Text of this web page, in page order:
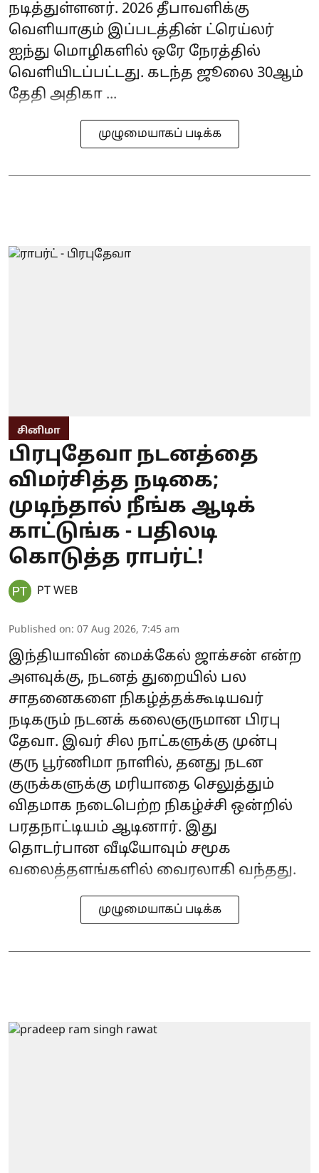
நடித்துள்ளனர். 2026 தீபாவளிக்கு
வெளியாகும் இப்படத்தின் ட்ரெய்லர்
ஐந்து மொழிகளில் ஒரே நேரத்தில்
வெளியிடப்பட்டது. கடந்த ஜூலை 30ஆம்
தேதி அதிகா ...
முழுமையாகப் படிக்க
சினிமா
பிரபுதேவா நடனத்தை
விமர்சித்த நடிகை;
முடிந்தால் நீங்க ஆடிக்
காட்டுங்க - பதிலடி
கொடுத்த ராபர்ட்!
PT WEB
Published on: 07 Aug 2026, 7:45 am
இந்தியாவின் மைக்கேல் ஜாக்சன் என்ற
அளவுக்கு, நடனத் துறையில் பல
சாதனைகளை நிகழ்த்தக்கூடியவர்
நடிகரும் நடனக் கலைஞருமான பிரபு
தேவா. இவர் சில நாட்களுக்கு முன்பு
குரு பூர்ணிமா நாளில், தனது நடன
குருக்களுக்கு மரியாதை செலுத்தும்
விதமாக நடைபெற்ற நிகழ்ச்சி ஒன்றில்
பரதநாட்டியம் ஆடினார். இது
தொடர்பான வீடியோவும் சமூக
வலைத்தளங்களில் வைரலாகி வந்தது.
முழுமையாகப் படிக்க